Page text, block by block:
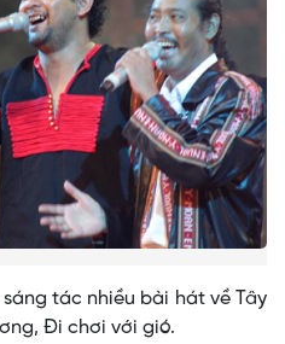
tác nhiều bài hát về Tây
Đi chơi với gió.